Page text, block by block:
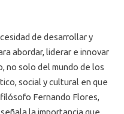
de desarrollar y
abordar, liderar e innovar
no solo del mundo de los
social y cultural en que
Fernando Flores,
la importancia que